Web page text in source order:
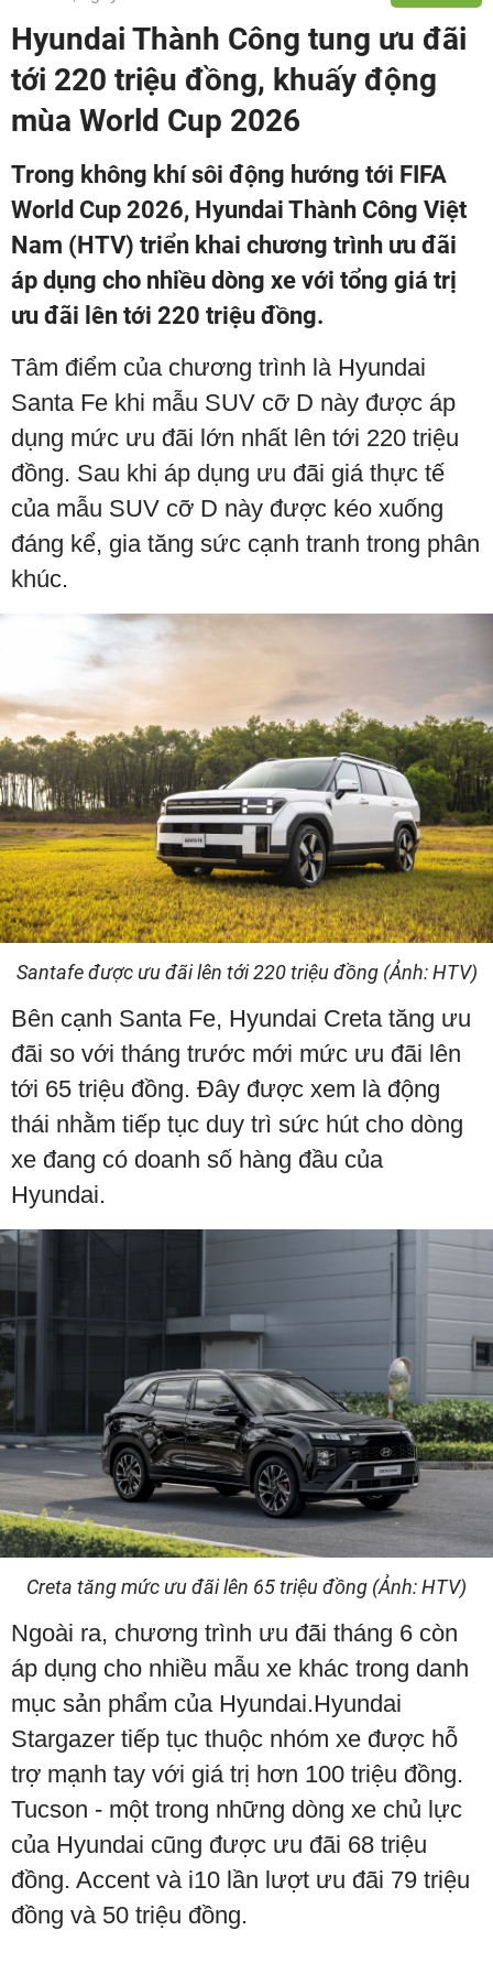
Hyundai Thành Công tung ưu đãi
tới 220 triệu đồng, khuấy động
mùa World Cup 2026
Trong không khí sôi động hướng tới FIFA
World Cup 2026, Hyundai Thành Công Việt
Nam (HTV) triển khai chương trình ưu đãi
áp dụng cho nhiều dòng xe với tổng giá trị
ưu đãi lên tới 220 triệu đồng.
Tâm điểm của chương trình là Hyundai
Santa Fe khi mẫu SUV cỡ D này được áp
dụng mức ưu đãi lớn nhất lên tới 220 triệu
đồng. Sau khi áp dụng ưu đãi giá thực tế
của mẫu SUV cỡ D này được kéo xuống
đáng kể, gia tăng sức cạnh tranh trong phân
khúc.
Santafe được ưu đãi lên tới 220 triệu đồng (Ảnh: HTV)
Bên cạnh Santa Fe, Hyundai Creta tăng ưu
đãi so với tháng trước mới mức ưu đãi lên
tới 65 triệu đồng. Đây được xem là động
thái nhằm tiếp tục duy trì sức hút cho dòng
xe đang có doanh số hàng đầu của
Hyundai.
Creta tăng mức ưu đãi lên 65 triệu đồng (Ảnh: HTV)
Ngoài ra, chương trình ưu đãi tháng 6 còn
áp dụng cho nhiều mẫu xe khác trong danh
mục sản phẩm của Hyundai.Hyundai
Stargazer tiếp tục thuộc nhóm xe được hỗ
trợ mạnh tay với giá trị hơn 100 triệu đồng.
Tucson - một trong những dòng xe chủ lực
của Hyundai cũng được ưu đãi 68 triệu
đồng. Accent và i10 lần lượt ưu đãi 79 triệu
đồng và 50 triệu đồng.